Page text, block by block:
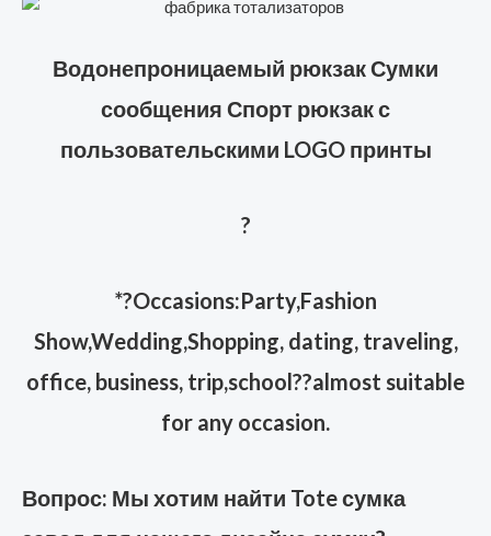
Водонепроницаемый рюкзак Сумки
сообщения Спорт рюкзак с
пользовательскими LOGO принты
?
*?Occasions:Party,Fashion
Show,Wedding,Shopping, dating, traveling,
office, business, trip,school??almost suitable
for any occasion.
Вопрос: Мы хотим найти Tote сумка